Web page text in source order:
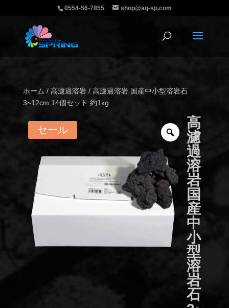
0554-56-7855 shop@aq-sp.com
ホーム / 高濾過溶岩/ 高濾過溶岩 国産中小型溶岩石
3~12cm 14個セット 約1kg
セール
高
濾
過
溶
岩
国
産
中
小
型
溶
岩
石